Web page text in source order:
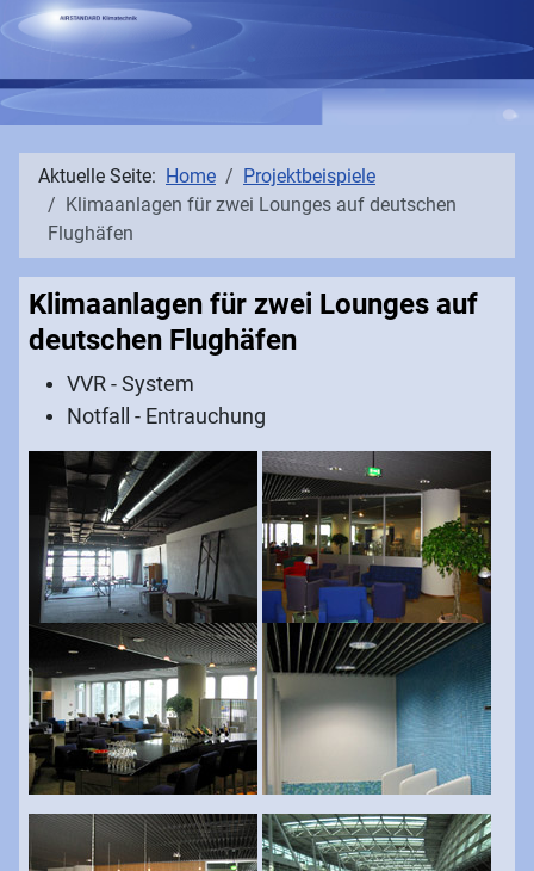
Aktuelle Seite: Home
Projektbeispiele
Klimaanlagen für zwei Lounges auf deutschen
Flughäfen
Klimaanlagen für zwei Lounges auf
deutschen Flughäfen
VVR - System
Notfall - Entrauchung